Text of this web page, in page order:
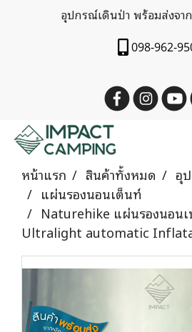
อุปกรณ์เดินป่า พร้อมส่งจา
098-962-
หน้าแรก สินค้าทั้งหมด
อุ
แผ่นรองนอนเต็นท์
Naturehike แผ่นรองนอนเ
Ultralight automatic